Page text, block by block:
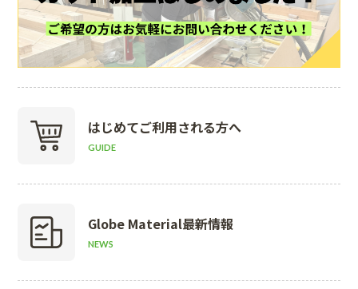
はじめてご利用される方へ
GUIDE
Globe Material最新情報
NEWS